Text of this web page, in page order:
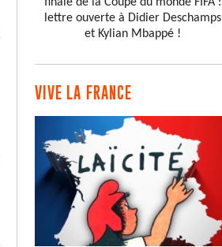
finale de la Coupe du monde FIFA :
lettre ouverte à Didier Deschamps
et Kylian Mbappé !
VIVE LA FRANCE